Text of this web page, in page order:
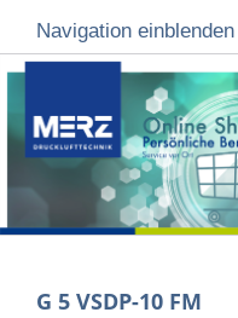
Navigation einblenden
G 5 VSDP-10 FM